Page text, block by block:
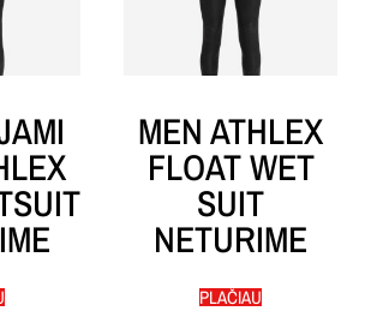
MEN ATHLEX
FLOAT WET
SUIT
NETURIME
PLAČIAU